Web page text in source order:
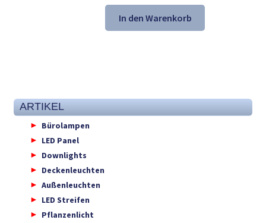
war:
74,97 €
ist:
39,99 €.
In den Warenkorb
ARTIKEL
Bürolampen
LED Panel
Downlights
Deckenleuchten
Außenleuchten
LED Streifen
Pflanzenlicht